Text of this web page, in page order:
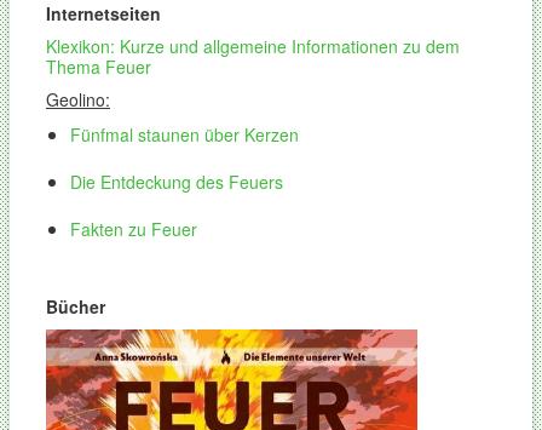
Internetseiten
Klexikon: Kurze und allgemeine Informationen zu dem
Thema Feuer
Geolino:
Fünfmal staunen über Kerzen
Die Entdeckung des Feuers
Fakten zu Feuer
Bücher